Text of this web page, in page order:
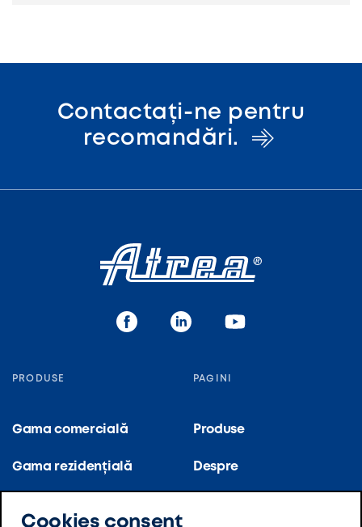
recomandări.
PRODUSE
Gama comercială
Gama rezidențială
PAGINI
Produse
Despre
Cookies consent